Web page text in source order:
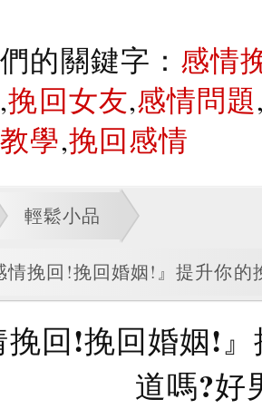
的關鍵字： 感情
,挽回女友,感情問題
學,挽回感情
輕鬆小品
情挽回!挽回婚姻!』提升你
挽回!挽回婚姻!
道嗎?好